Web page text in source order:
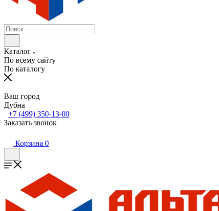
Каталог
По всему сайту
По каталогу
Ваш город
Дубна
+7 (499) 350-13-00
Заказать звонок
Корзина 0